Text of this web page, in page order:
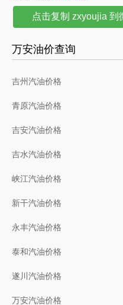
点击复制 zxyoujia 到
万安油价查询
吉州汽油价格
青原汽油价格
吉安汽油价格
吉水汽油价格
峡江汽油价格
新干汽油价格
永丰汽油价格
泰和汽油价格
遂川汽油价格
万安汽油价格